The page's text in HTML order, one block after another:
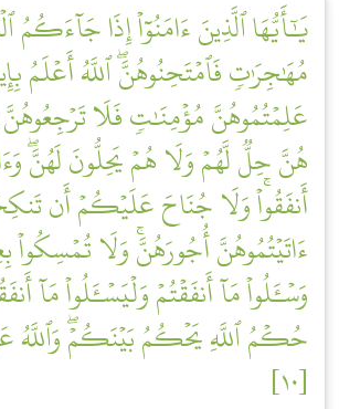
يَٰٓأَيُّهَا ٱلَّذِينَ ءَامَنُوٓاْ إِذَا جَآءَكُمُ
مُهَٰجِرَٰتٖ فَٱمۡتَحِنُوهُنَّۖ ٱللَّهُ أَعۡلَمُ
عَلِمۡتُمُوهُنَّ مُؤۡمِنَٰتٖ فَلَا تَرۡجِعُوهُنَّ
هُنَّ حِلّٞ لَّهُمۡ وَلَا هُمۡ يَحِلُّونَ لَهُنَّۖ
أَنفَقُواْۚ وَلَا جُنَاحَ عَلَيۡكُمۡ أَن
ءَاتَيۡتُمُوهُنَّ أُجُورَهُنَّۚ وَلَا تُمۡسِكُواْ
وَسۡـَٔلُواْ مَآ أَنفَقۡتُمۡ وَلۡيَسۡـَٔلُواْ مَآ
حُكۡمُ ٱللَّهِ يَحۡكُمُ بَيۡنَكُمۡۖ وَٱللَّهُ
[١٠]